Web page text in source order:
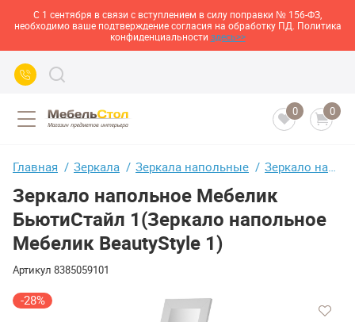
С 1 сентября в связи с вступлением в силу поправки № 156-ФЗ,
необходимо ваше подтверждение согласия на обработку ПД. Политика
конфиденциальности здесь>>
0 0
Главная Зеркала Зеркала напольные Зеркало напольное Мебелик БьютиСтайл 1(Зеркало напольное Мебелик BeautyStyle 1)
Зеркало напольное Мебелик
БьютиСтайл 1(Зеркало напольное
Мебелик BeautyStyle 1)
Артикул 8385059101
-28%